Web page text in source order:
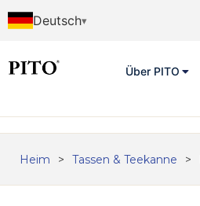
Deutsch
Über PITO
Heim > Tassen & Teekanne >